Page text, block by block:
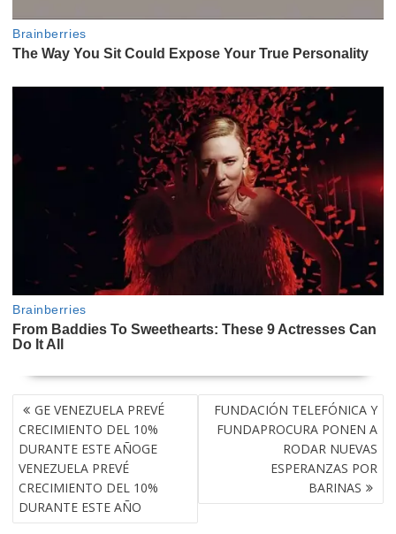
NAVEGACIÓN
DE
ENTRADAS
GE VENEZUELA PREVÉ
CRECIMIENTO DEL 10%
DURANTE ESTE AÑOGE
VENEZUELA PREVÉ
CRECIMIENTO DEL 10%
DURANTE ESTE AÑO
FUNDACIÓN TELEFÓNICA Y
FUNDAPROCURA PONEN A
RODAR NUEVAS
ESPERANZAS POR
BARINAS